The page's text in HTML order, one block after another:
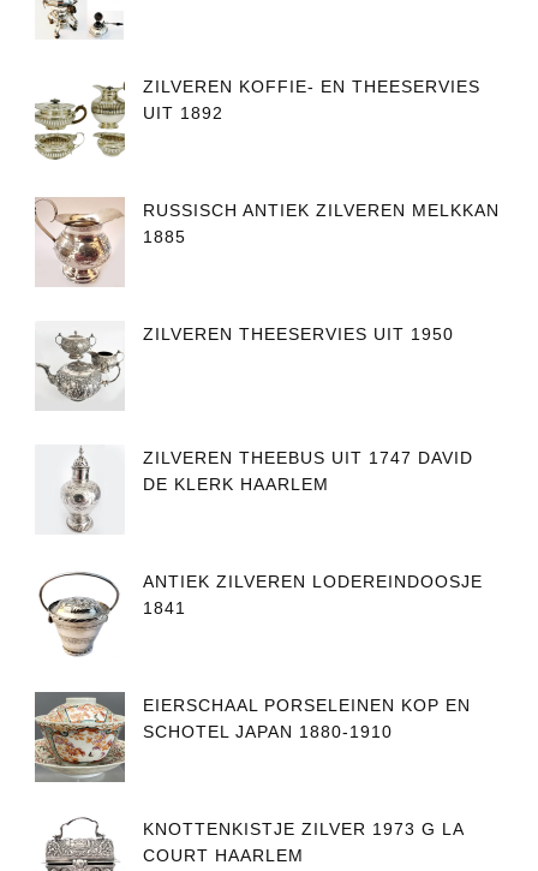
ZILVEREN KOFFIE- EN THEESERVIES
UIT 1892
RUSSISCH ANTIEK ZILVEREN MELKKAN
1885
ZILVEREN THEESERVIES UIT 1950
ZILVEREN THEEBUS UIT 1747 DAVID
DE KLERK HAARLEM
ANTIEK ZILVEREN LODEREINDOOSJE
1841
EIERSCHAAL PORSELEINEN KOP EN
SCHOTEL JAPAN 1880-1910
KNOTTENKISTJE ZILVER 1973 G LA
COURT HAARLEM